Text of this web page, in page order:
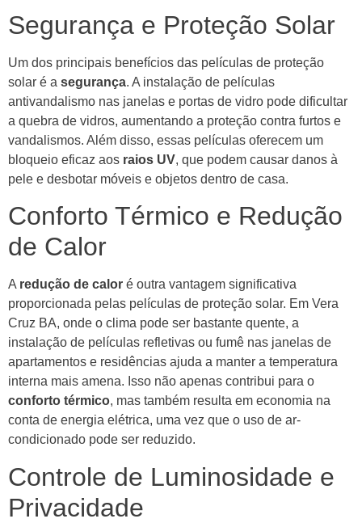
Segurança e Proteção Solar
Um dos principais benefícios das películas de proteção
solar é a segurança. A instalação de películas
antivandalismo nas janelas e portas de vidro pode dificultar
a quebra de vidros, aumentando a proteção contra furtos e
vandalismos. Além disso, essas películas oferecem um
bloqueio eficaz aos raios UV, que podem causar danos à
pele e desbotar móveis e objetos dentro de casa.
Conforto Térmico e Redução
de Calor
A redução de calor é outra vantagem significativa
proporcionada pelas películas de proteção solar. Em Vera
Cruz BA, onde o clima pode ser bastante quente, a
instalação de películas refletivas ou fumê nas janelas de
apartamentos e residências ajuda a manter a temperatura
interna mais amena. Isso não apenas contribui para o
conforto térmico, mas também resulta em economia na
conta de energia elétrica, uma vez que o uso de ar-
condicionado pode ser reduzido.
Controle de Luminosidade e
Privacidade